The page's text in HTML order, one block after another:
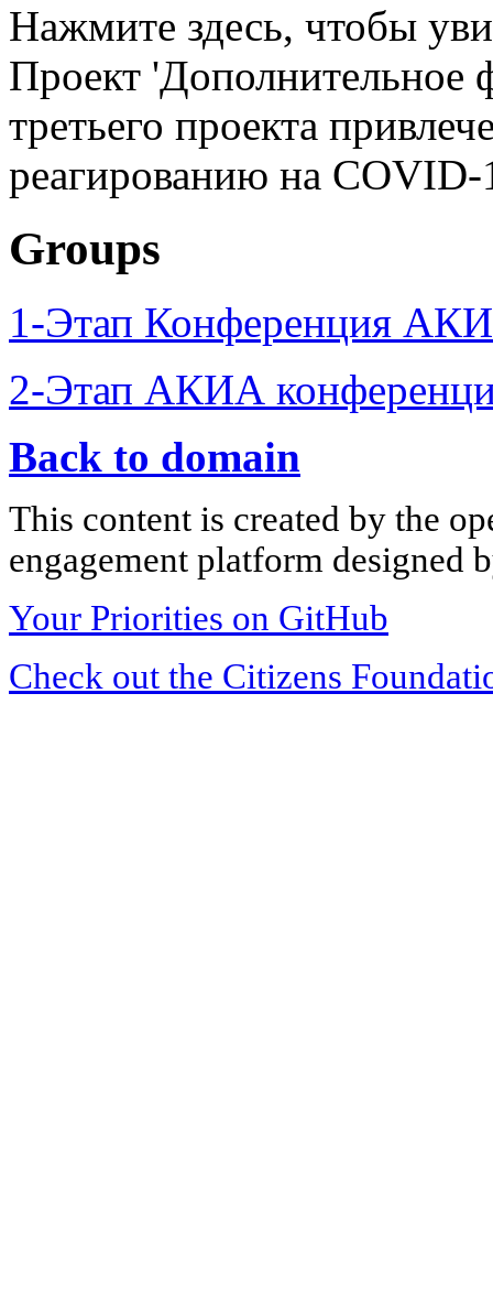
Нажмите здесь, чтобы
Проект 'Дополнительное
третьего проекта
реагированию на COVID-
Groups
1-Этап Конференция
2-Этап АКИА
Back to domain
This content is created by the
engagement platform designed
Your Priorities on GitHub
Check out the Citizens